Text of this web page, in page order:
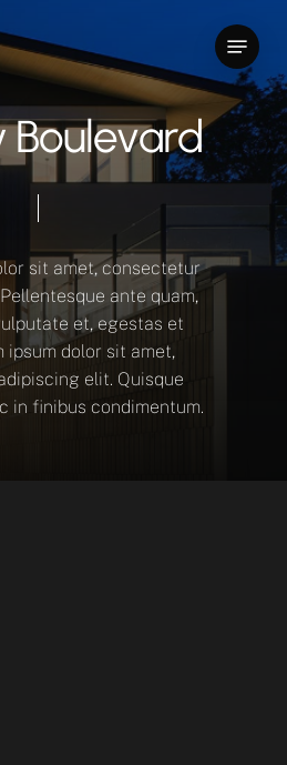
Menu
Boulevard
sit amet, consectetur
Pellentesque ante quam,
et, egestas et
ipsum dolor sit amet,
elit. Quisque
in finibus condimentum.
Close
Menu